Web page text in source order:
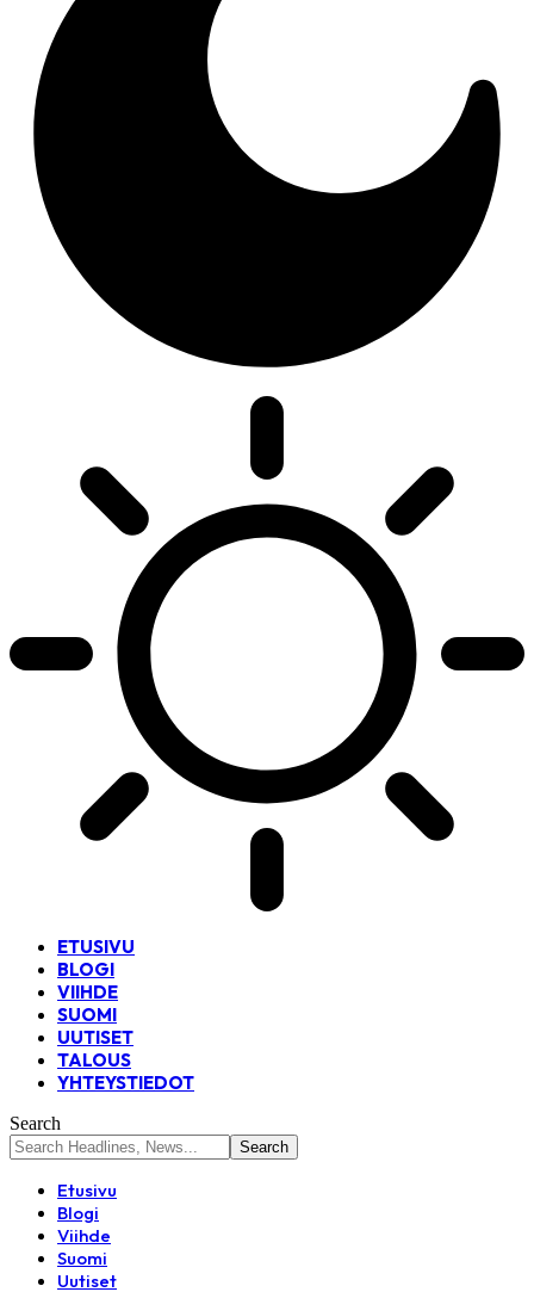
ETUSIVU
BLOGI
VIIHDE
SUOMI
UUTISET
TALOUS
YHTEYSTIEDOT
Search
Etusivu
Blogi
Viihde
Suomi
Uutiset